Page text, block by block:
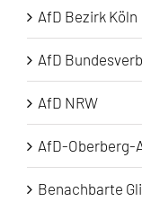
AfD Bezirk Köln
AfD
AfD NRW
AfD-Oberberg-
Benachbarte